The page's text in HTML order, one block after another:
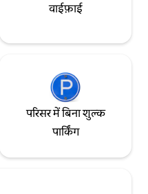
वाईफ़ाई
परिसर में बिना शुल्क
पार्किंग